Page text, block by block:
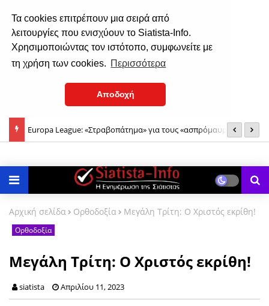
Τα cookies επιτρέπουν μια σειρά από
λειτουργίες που ενισχύουν το Siatista-Info.
Χρησιμοποιώντας τον ιστότοπο, συμφωνείτε με
τη χρήση των cookies. Περισσότερα
Αποδοχή
Europa League: «Στραβοπάτημα» για τους «ασπρόμαυρους» και
Αρχική σελίδα Ορθοδοξία Μεγάλη Τρίτη: Ο Χριστός εκρίθη!
Ορθοδοξία
Μεγάλη Τρίτη: Ο Χριστός εκρίθη!
siatista Απριλίου 11, 2023